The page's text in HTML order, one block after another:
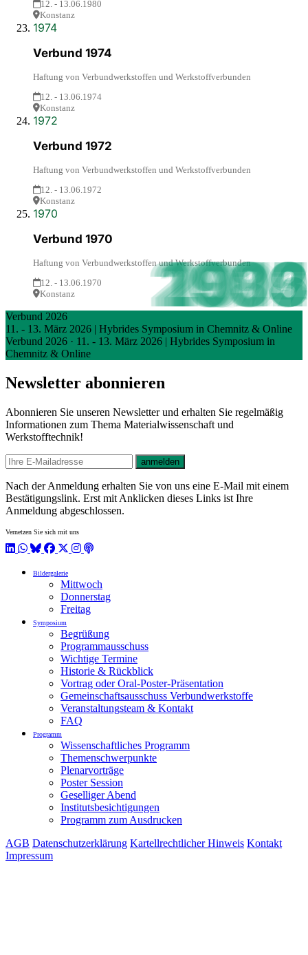
2026
2024
2022
2019
2017
2015
2013
2011
2009
2007
2005
2003
2001
1999
1997
1995
1992
1990
1988
1986
1984
1980
12. - 13.06.1980
Konstanz
1974
1974
Verbund 1974
Haftung von Verbundwerkstoffen und Werkstoffverbunden
12. - 13.06.1974
Konstanz
1972
1972
Verbund 1972
Haftung von Verbundwerkstoffen und Werkstoffverbunden
12. - 13.06.1972
Konstanz
1970
1970
Verbund 1970
Haftung von Verbundwerkstoffen und Werkstoffverbunden
12. - 13.06.1970
Konstanz
Verbund 2026
11. - 13. März 2026 | Hybrides Symposium in Chemnitz & Online
Verbund 2026 · 11. - 13. März 2026 | Hybrides Symposium in
Chemnitz & Online
Newsletter abonnieren
Abonnieren Sie unseren Newsletter und erhalten Sie regelmäßig
Informationen zum Thema Materialwissenschaft und
Werkstofftechnik!
E-mail
anmelden
Nach der Anmeldung erhalten Sie von uns eine E-Mail mit einem
Bestätigungslink. Erst mit Anklicken dieses Links ist Ihre
Anmeldung abgeschlossen.
Vernetzen Sie sich mit uns
LinkedIn
WhatsApp
BlueSky
Facebook
X / Twitter
Instagram
Podcast
Bildergalerie
Mittwoch
Donnerstag
Freitag
Symposium
Begrüßung
Programmausschuss
Wichtige Termine
Historie & Rückblick
Vortrag oder Oral-Poster-Präsentation
Gemeinschaftsausschuss Verbundwerkstoffe
Veranstaltungsteam & Kontakt
FAQ
Programm
Wissenschaftliches Programm
Themenschwerpunkte
Plenarvorträge
Poster Session
Geselliger Abend
Institutsbesichtigungen
Programm zum Ausdrucken
AGB Datenschutzerklärung Kartellrechtlicher Hinweis Kontakt
Impressum